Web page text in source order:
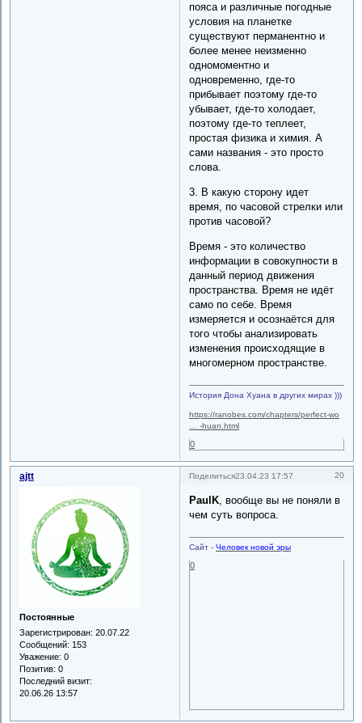
пояса и различные погодные
условия на планетке
существуют перманентно и
более менее неизменно
одномоментно и
одновременно, где-то
прибывает поэтому где-то
убывает, где-то холодает,
поэтому где-то теплеет,
простая физика и химия. А
сами названия - это просто
слова.
3. В какую сторону идет
время, по часовой стрелки или
против часовой?
Время - это количество
информации в совокупности в
данный период движения
пространства. Время не идёт
само по себе. Время
измеряется и осознаётся для
того чтобы анализировать
изменения происходящие в
многомерном пространстве.
История Дона Хуана в других мирах )))
https://ranobes.com/chapters/perfect-wo
… -huan.html
0
Поделиться 20
23.04.23 17:57
ajtt
Постоянные
Зарегистрирован: 20.07.22
Сообщений: 153
Уважение: 0
Позитив: 0
Последний визит:
20.06.26 13:57
PaulK , вообще вы не поняли в
чем суть вопроса.
Сайт -Человек новой эры
0